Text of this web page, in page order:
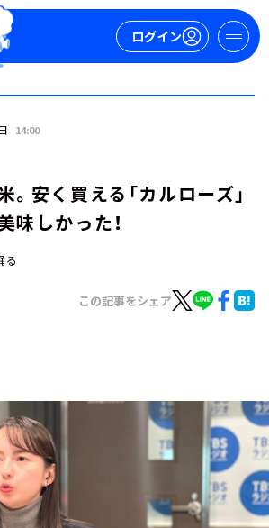
ログイン
ッズ
14:00
安く買える「カルローズ」
味しかった！
る
この記事をシェア